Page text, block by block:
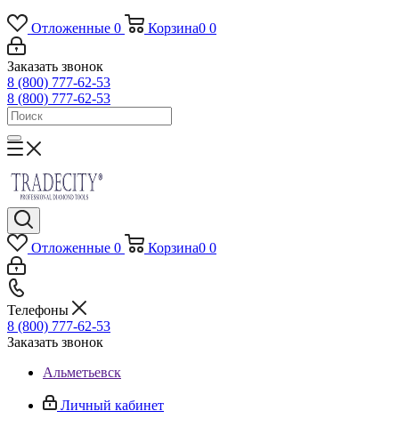
Отложенные 0 Корзина0 0
Заказать звонок
8 (800) 777-62-53
8 (800) 777-62-53
Отложенные 0 Корзина0 0
Телефоны
8 (800) 777-62-53
Заказать звонок
Альметьевск
Личный кабинет